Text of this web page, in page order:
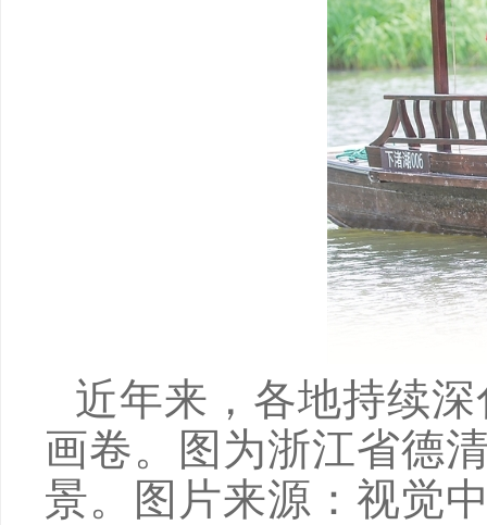
近年来，各地持续
画卷。图为浙江省德
景。图片来源：视觉